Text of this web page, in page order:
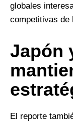
globales
competitivas de
Japón
El reporte